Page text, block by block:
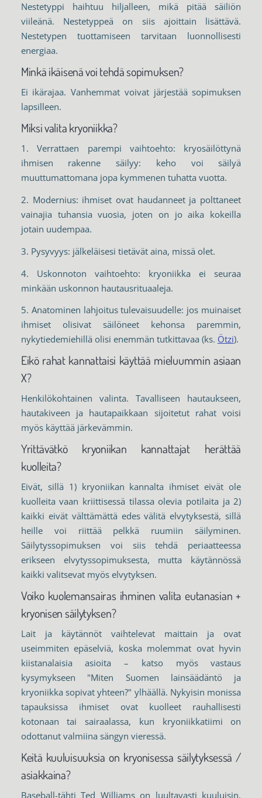
Nestetyppi haihtuu hiljalleen, mikä pitää säiliön
viileänä. Nestetyppeä on siis ajoittain lisättävä.
Nestetypen tuottamiseen tarvitaan luonnollisesti
energiaa.
Minkä ikäisenä voi tehdä sopimuksen?
Ei ikärajaa. Vanhemmat voivat järjestää sopimuksen
lapsilleen.
Miksi valita kryoniikka?
1. Verrattaen parempi vaihtoehto: kryosäilöttynä
ihmisen rakenne säilyy: keho voi säilyä
muuttumattomana jopa kymmenen tuhatta vuotta.
2. Modernius: ihmiset ovat haudanneet ja polttaneet
vainajia tuhansia vuosia, joten on jo aika kokeilla
jotain uudempaa.
3. Pysyvyys: jälkeläisesi tietävät aina, missä olet.
4. Uskonnoton vaihtoehto: kryoniikka ei seuraa
minkään uskonnon hautausrituaaleja.
5. Anatominen lahjoitus tulevaisuudelle: jos muinaiset
ihmiset olisivat säilöneet kehonsa paremmin,
nykytiedemiehillä olisi enemmän tutkittavaa (ks. Ötzi).
Eikö rahat kannattaisi käyttää mieluummin asiaan
X?
Henkilökohtainen valinta. Tavalliseen hautaukseen,
hautakiveen ja hautapaikkaan sijoitetut rahat voisi
myös käyttää järkevämmin.
Yrittävätkö kryoniikan kannattajat herättää
kuolleita?
Eivät, sillä 1) kryoniikan kannalta ihmiset eivät ole
kuolleita vaan kriittisessä tilassa olevia potilaita ja 2)
kaikki eivät välttämättä edes välitä elvytyksestä, sillä
heille voi riittää pelkkä ruumiin säilyminen.
Säilytyssopimuksen voi siis tehdä periaatteessa
erikseen elvytyssopimuksesta, mutta käytännössä
kaikki valitsevat myös elvytyksen.
Voiko kuolemansairas ihminen valita eutanasian +
kryonisen säilytyksen?
Lait ja käytännöt vaihtelevat maittain ja ovat
useimmiten epäselviä, koska molemmat ovat hyvin
kiistanalaisia asioita – katso myös vastaus
kysymykseen "Miten Suomen lainsäädäntö ja
kryoniikka sopivat yhteen?" ylhäällä. Nykyisin monissa
tapauksissa ihmiset ovat kuolleet rauhallisesti
kotonaan tai sairaalassa, kun kryoniikkatiimi on
odottanut valmiina sängyn vieressä.
Keitä kuuluisuuksia on kryonisessa säilytyksessä /
asiakkaina?
Baseball-tähti Ted Williams on luultavasti kuuluisin,